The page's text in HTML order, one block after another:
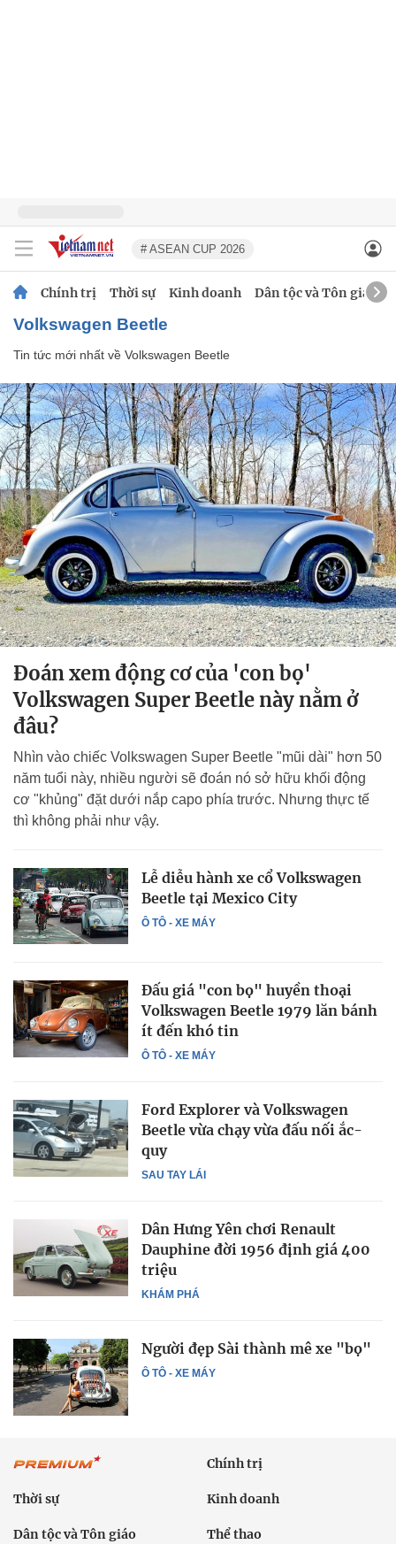
# ASEAN CUP 2026
Chính trị Thời sự Kinh doanh Dân tộc và Tôn giáo
Volkswagen Beetle
Tin tức mới nhất về Volkswagen Beetle
Đoán xem động cơ của 'con bọ'
Volkswagen Super Beetle này nằm ở
đâu?
Nhìn vào chiếc Volkswagen Super Beetle "mũi dài" hơn 50
năm tuổi này, nhiều người sẽ đoán nó sở hữu khối động
cơ "khủng" đặt dưới nắp capo phía trước. Nhưng thực tế
thì không phải như vậy.
Ô TÔ - XE MÁY
Lễ diễu hành xe cổ Volkswagen
Beetle tại Mexico City
Ô TÔ - XE MÁY
Đấu giá "con bọ" huyền thoại
Volkswagen Beetle 1979 lăn bánh
ít đến khó tin
SAU TAY LÁI
Ford Explorer và Volkswagen
Beetle vừa chạy vừa đấu nối ắc-
quy
KHÁM PHÁ
Dân Hưng Yên chơi Renault
Dauphine đời 1956 định giá 400
triệu
Ô TÔ - XE MÁY
Người đẹp Sài thành mê xe "bọ"
Chính trị
Thời sự Kinh doanh
Dân tộc và Tôn giáo Thể thao